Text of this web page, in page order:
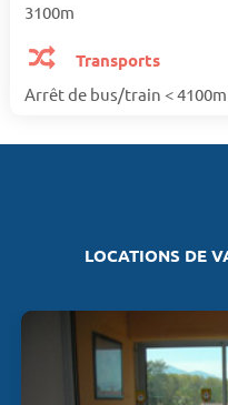
3100m
Transports
Arrêt de bus/train < 4100m
LOCATIONS DE